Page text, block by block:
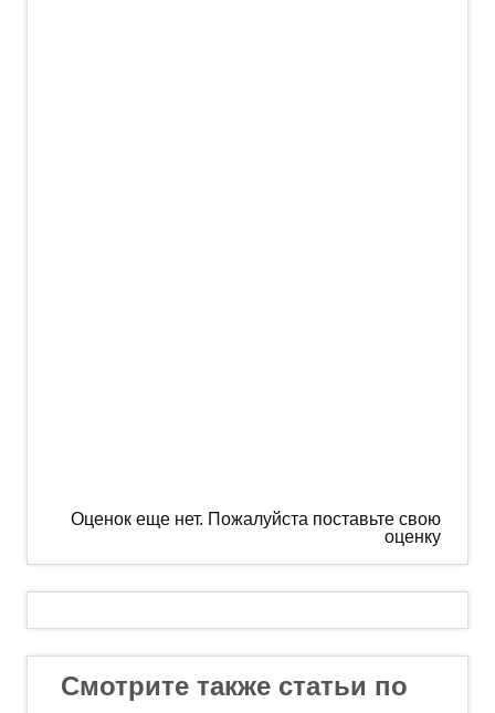
Оценок еще нет. Пожалуйста поставьте свою
оценку
Смотрите также статьи по